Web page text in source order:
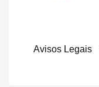
Avisos Legais